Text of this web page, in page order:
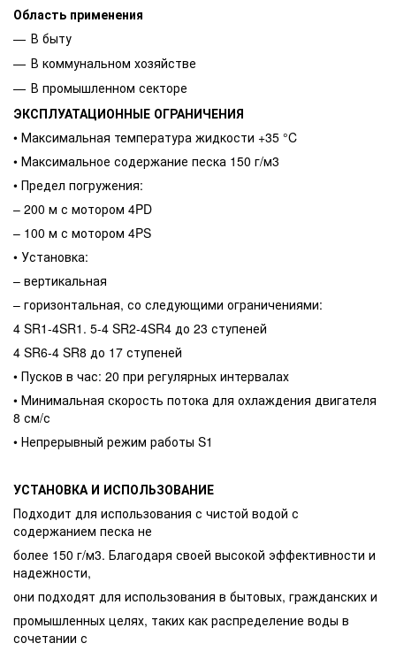
Область применения
В быту
В коммунальном хозяйстве
В промышленном секторе
ЭКСПЛУАТАЦИОННЫЕ ОГРАНИЧЕНИЯ
• Максимальная температура жидкости +35 °C
• Максимальное содержание песка 150 г/м3
• Предел погружения:
– 200 м с мотором 4PD
– 100 м с мотором 4PS
• Установка:
– вертикальная
– горизонтальная, со следующими ограничениями:
4 SR1-4SR1. 5-4 SR2-4SR4 до 23 ступеней
4 SR6-4 SR8 до 17 ступеней
• Пусков в час: 20 при регулярных интервалах
• Минимальная скорость потока для охлаждения двигателя
8 см/с
• Непрерывный режим работы S1
УСТАНОВКА И ИСПОЛЬЗОВАНИЕ
Подходит для использования с чистой водой с
содержанием песка не
более 150 г/м3. Благодаря своей высокой эффективности и
надежности,
они подходят для использования в бытовых, гражданских и
промышленных целях, таких как распределение воды в
сочетании с